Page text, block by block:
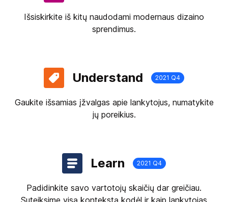
Išsiskirkite iš kitų naudodami modernaus dizaino
sprendimus.
Understand 2021 Q4
Gaukite išsamias įžvalgas apie lankytojus, numatykite
jų poreikius.
Learn 2021 Q4
Padidinkite savo vartotojų skaičių dar greičiau.
Suteiksime visą kontekstą kodėl ir kaip lankytojas